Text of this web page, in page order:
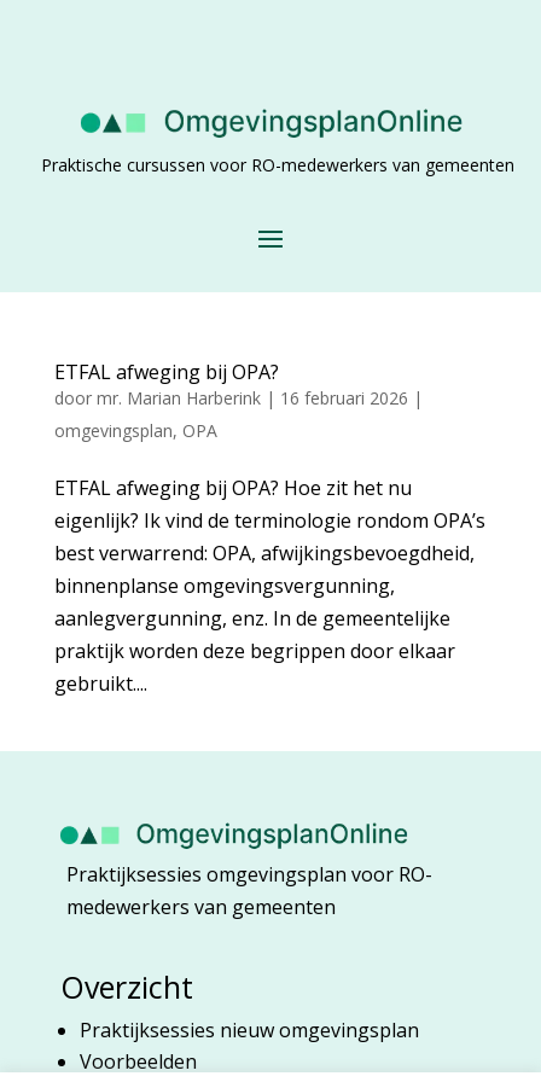
Praktische cursussen voor RO-medewerkers van gemeenten
ETFAL afweging bij OPA?
door mr. Marian Harberink| 16 februari 2026 |
omgevingsplan, OPA
ETFAL afweging bij OPA? Hoe zit het nu
eigenlijk? Ik vind de terminologie rondom OPA’s
best verwarrend: OPA, afwijkingsbevoegdheid,
binnenplanse omgevingsvergunning,
aanlegvergunning, enz. In de gemeentelijke
praktijk worden deze begrippen door elkaar
gebruikt....
Praktijksessies omgevingsplan voor RO-
medewerkers van gemeenten
Overzicht
Praktijksessies nieuw omgevingsplan
Voorbeelden